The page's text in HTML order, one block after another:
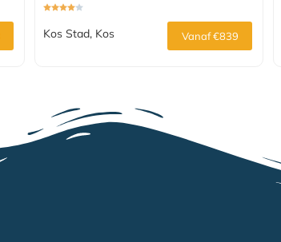
Kos Stad, Kos Vanaf €839